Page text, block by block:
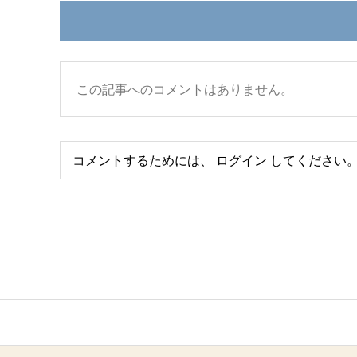
この記事へのコメントはありません。
コメントするためには、 ログイン してください。